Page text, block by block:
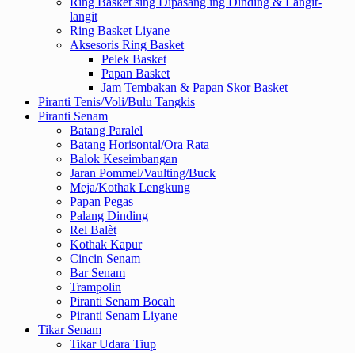
langit
Ring Basket Liyane
Aksesoris Ring Basket
Pelek Basket
Papan Basket
Jam Tembakan & Papan Skor Basket
Piranti Tenis/Voli/Bulu Tangkis
Piranti Senam
Batang Paralel
Batang Horisontal/Ora Rata
Balok Keseimbangan
Jaran Pommel/Vaulting/Buck
Meja/Kothak Lengkung
Papan Pegas
Palang Dinding
Rel Balèt
Kothak Kapur
Cincin Senam
Bar Senam
Trampolin
Piranti Senam Bocah
Piranti Senam Liyane
Tikar Senam
Tikar Udara Tiup